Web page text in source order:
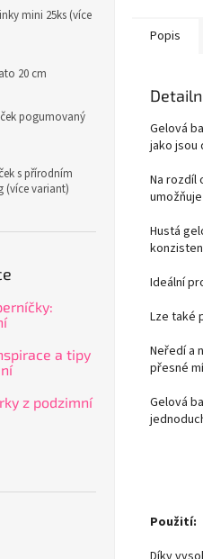
mini 25ks (více
20 cm
pogumovaný
s přírodním
(více variant)
a tipy
z podzimní
Popis
Gelová
jako jsou
Na rozdíl
Hustá
Ideální
Lze také
Neředí a
přesné
Gelová
Použití: